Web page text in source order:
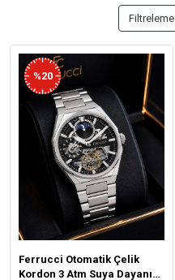
Filtreleme
%20
Ferrucci Otomatik Çelik
Kordon 3 Atm Suya Dayanıklı